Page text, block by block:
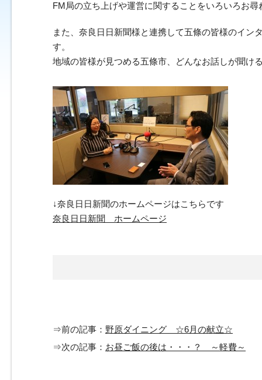
FM局の立ち上げや運営に関することをいろいろお尋
また、奈良日日新聞様と連携して五條の皆様のイン
す。
地域の皆様が見つめる五條市、どんなお話しが聞け
↓奈良日日新聞のホームページはこちらです
奈良日日新聞 ホームページ
⇒前の記事： 野原ダイニング ☆6月の献立☆
⇒次の記事： お昼ご飯の後は・・・？ ～軽費～